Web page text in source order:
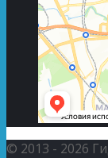
© 2013 - 2026